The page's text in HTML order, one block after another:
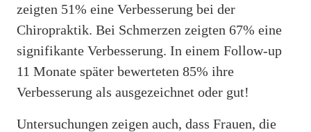
zeigten 51% eine Verbesserung bei der
Chiropraktik. Bei Schmerzen zeigten 67% eine
signifikante Verbesserung. In einem Follow-up
11 Monate später bewerteten 85% ihre
Verbesserung als ausgezeichnet oder gut!
Untersuchungen zeigen auch, dass Frauen, die